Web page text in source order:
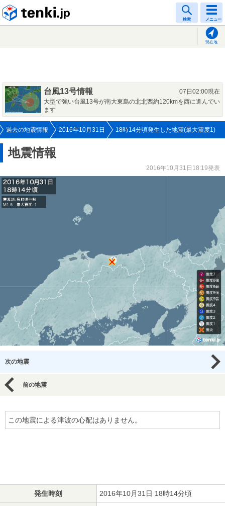
検索 メニュー
現在地
台風13号情報
07日02:00現在
大型で強い台風13号が南大東島の北北西約120kmを西に進んでい
ます
過去の地震情報 2016年10月31日 18時14分頃発生した地震(最大震度1)
地震情報
2016年10月31日18:19発表
次の地震
前の地震
この地震による津波の心配はありません。
発生時刻 2016年10月31日 18時14分頃